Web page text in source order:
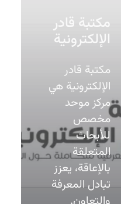
مكتبة قادر
الإلكترونية
مكتبة قادر
الإلكترونية هي
مركز موحد
مخصص
للأبحاث
المتعلقة
بالإعاقة، يعزز
تبادل المعرفة